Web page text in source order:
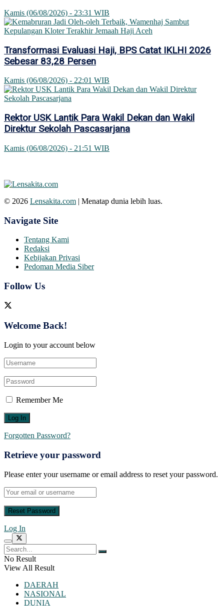
Kamis (06/08/2026) - 23:31 WIB
Transformasi Evaluasi Haji, BPS Catat IKLHI 2026
Sebesar 83,28 Persen
Kamis (06/08/2026) - 22:01 WIB
Rektor USK Lantik Para Wakil Dekan dan Wakil
Direktur Sekolah Pascasarjana
Kamis (06/08/2026) - 21:51 WIB
© 2026 Lensakita.com | Menatap dunia lebih luas.
Navigate Site
Tentang Kami
Redaksi
Kebijakan Privasi
Pedoman Media Siber
Follow Us
Welcome Back!
Login to your account below
Remember Me
Forgotten Password?
Retrieve your password
Please enter your username or email address to reset your password.
Log In
No Result
View All Result
DAERAH
NASIONAL
DUNIA